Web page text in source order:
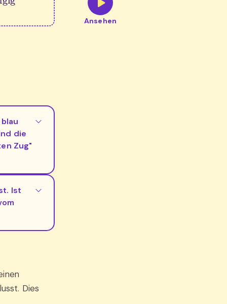
Ansehen
die
Zug"
Ist
Dies